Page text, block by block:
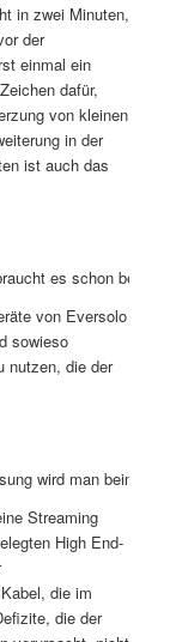
in zwei Minuten,
der
einmal ein
dafür,
von kleinen
in der
ist auch das
es schon beim
von Eversolo
sowieso
nutzen, die der
wird man beim
Streaming
High End-
die im
die der